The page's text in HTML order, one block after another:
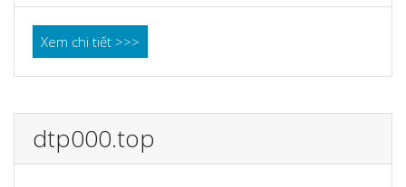
Xem chi tiết >>>
dtp000.top